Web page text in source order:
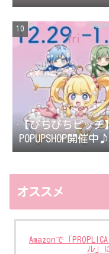
【ぴちぴちピッチ
POPUPSHOP開催中♪
オススメ
Amazonで「
ル」